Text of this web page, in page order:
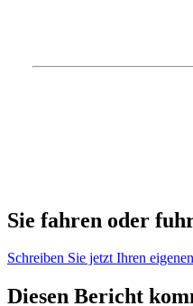
Sie fahren oder
Schreiben Sie jetzt Ihren
Diesen Bericht